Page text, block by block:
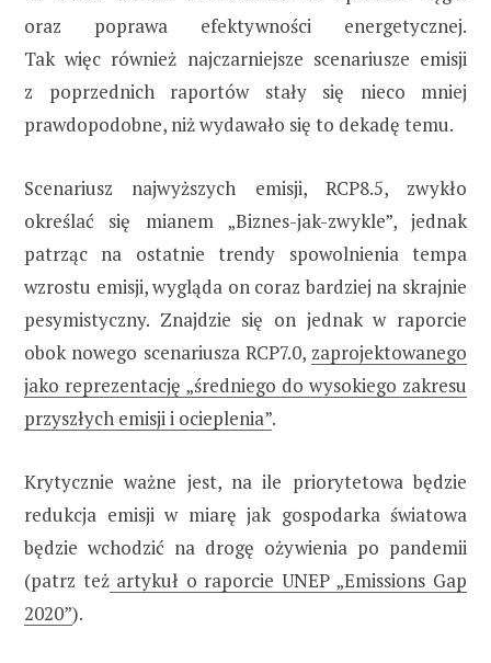
oraz poprawa efektywności energetycznej.
Tak więc również najczarniejsze scenariusze emisji
z poprzednich raportów stały się nieco mniej
prawdopodobne, niż wydawało się to dekadę temu.
Scenariusz najwyższych emisji, RCP8.5, zwykło
określać się mianem „Biznes-jak-zwykle”, jednak
patrząc na ostatnie trendy spowolnienia tempa
wzrostu emisji, wygląda on coraz bardziej na skrajnie
pesymistyczny. Znajdzie się on jednak w raporcie
obok nowego scenariusza RCP7.0, zaprojektowanego
jako reprezentację „średniego do wysokiego zakresu
przyszłych emisji i ocieplenia”.
Krytycznie ważne jest, na ile priorytetowa będzie
redukcja emisji w miarę jak gospodarka światowa
będzie wchodzić na drogę ożywienia po pandemii
(patrz teżartykuł o raporcie UNEP „Emissions Gap
2020”).